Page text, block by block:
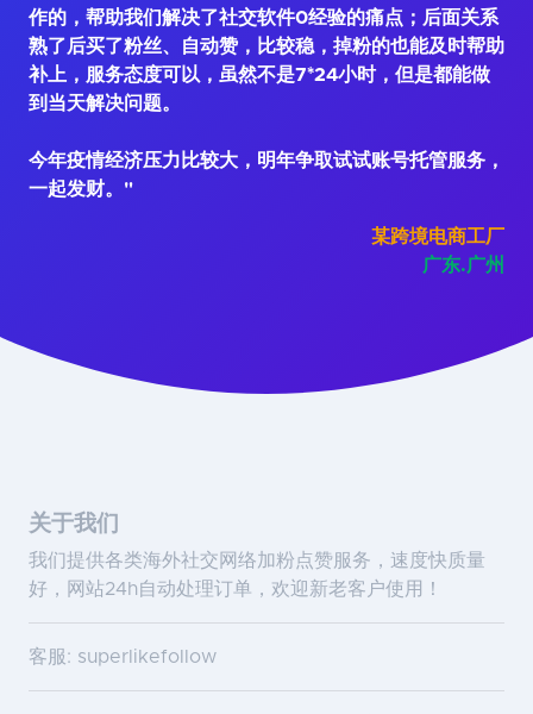
作的，帮助我们解决了社交软件0经验的痛点；后面关系
熟了后买了粉丝、自动赞，比较稳，掉粉的也能及时帮助
补上，服务态度可以，虽然不是7*24小时，但是都能做
到当天解决问题。
今年疫情经济压力比较大，明年争取试试账号托管服务，
一起发财。"
某跨境电商工厂
广东.广州
关于我们
我们提供各类海外社交网络加粉点赞服务，速度快质量
好，网站24h自动处理订单，欢迎新老客户使用！
客服: superlikefollow